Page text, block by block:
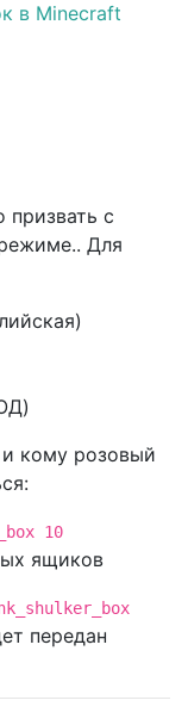
с
Для
кому розовый
10
ящиков
передан